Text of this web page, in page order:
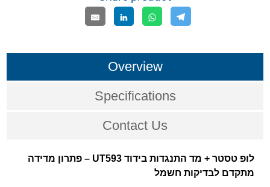
Overview
Specifications
Contact Us
לופ טסטר + מד התנגדות בידוד UT593 – פתרון מדידה
מתקדם לבדיקות חשמל